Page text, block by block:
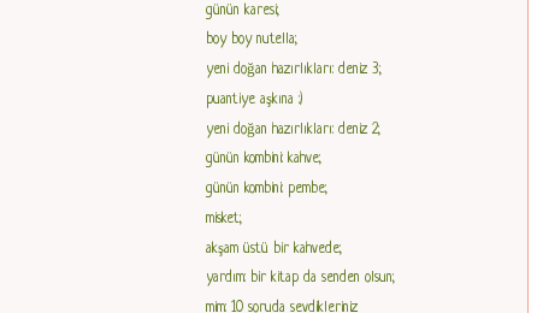
günün karesi;
boy boy nutella;
yeni doğan hazırlıkları: deniz 3;
puantiye aşkına :)
yeni doğan hazırlıkları: deniz 2;
günün kombini: kahve;
günün kombini: pembe;
misket;
akşam üstü bir kahvede;
yardım: bir kitap da senden olsun;
mim: 10 soruda sevdikleriniz